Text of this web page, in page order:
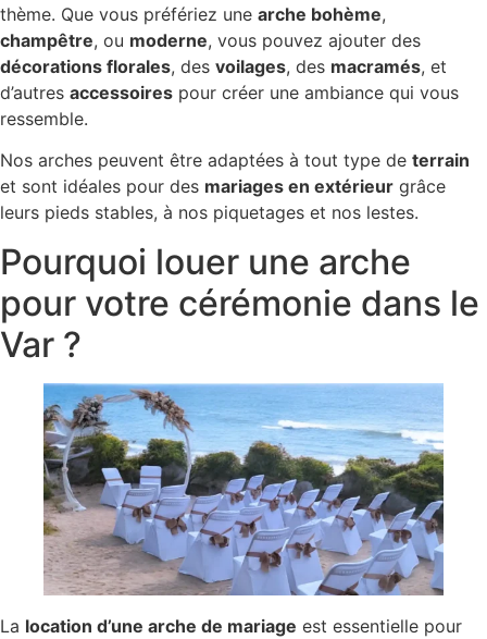
thème. Que vous préfériez une arche bohème,
champêtre, ou moderne, vous pouvez ajouter des
décorations florales, des voilages, des macramés, et
d’autres accessoires pour créer une ambiance qui vous
ressemble.
Nos arches peuvent être adaptées à tout type de terrain
et sont idéales pour des mariages en extérieur grâce
leurs pieds stables, à nos piquetages et nos lestes.
Pourquoi louer une arche
pour votre cérémonie dans le
Var ?
La location d’une arche de mariage est essentielle pour